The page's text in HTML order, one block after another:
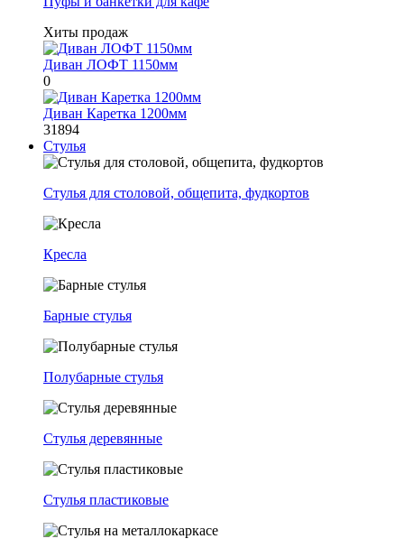
Хиты продаж
Диван ЛОФТ 1150мм
0
Диван Каретка 1200мм
31894
Стулья
Стулья для столовой, общепита, фудкортов
Кресла
Барные стулья
Полубарные стулья
Стулья деревянные
Стулья пластиковые